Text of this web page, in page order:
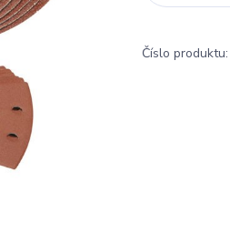
Číslo produktu: